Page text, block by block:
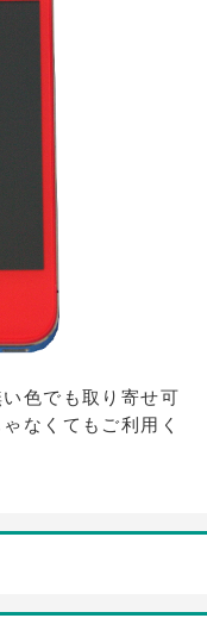
色でも取り寄せ可
なくてもご利用く